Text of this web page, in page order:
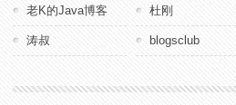
老K的Java博客 杜刚
涛叔 blogsclub